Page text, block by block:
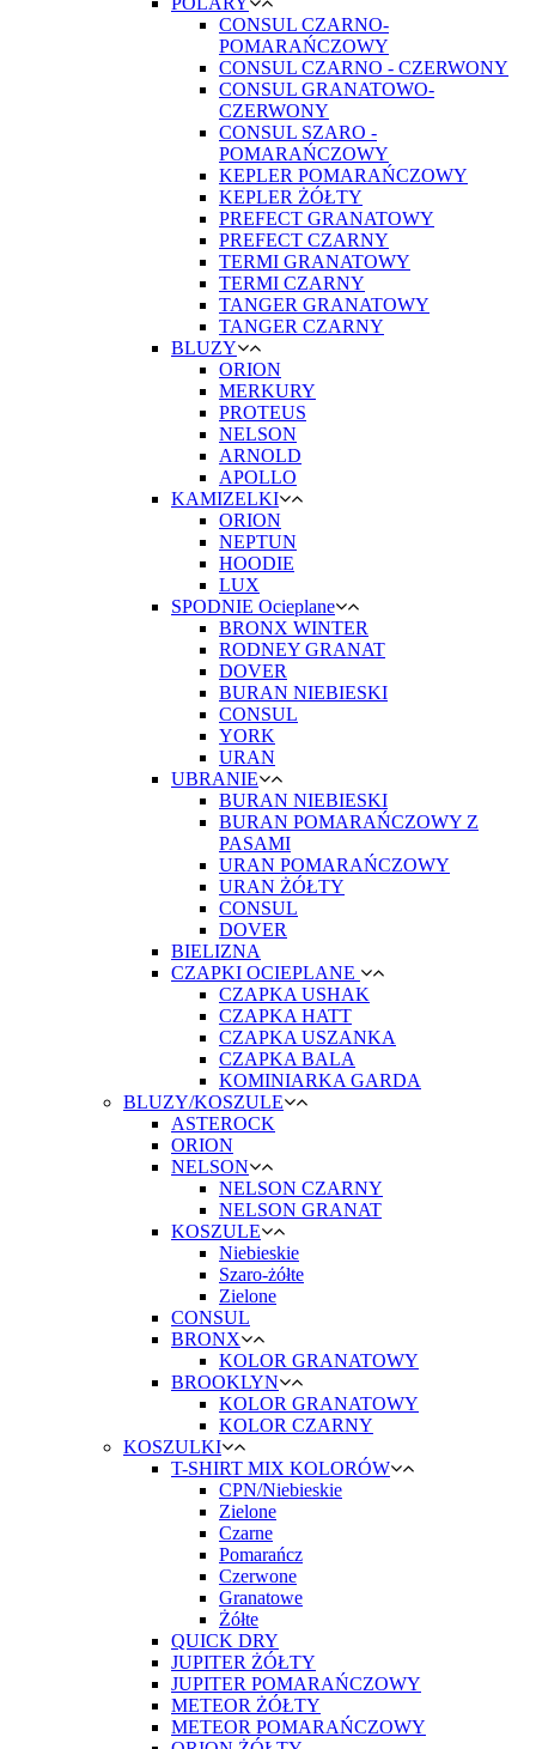
CONSUL CZARNO-
POMARAŃCZOWY
CONSUL CZARNO - CZERWONY
CONSUL GRANATOWO-
CZERWONY
CONSUL SZARO -
POMARAŃCZOWY
KEPLER POMARAŃCZOWY
KEPLER ŻÓŁTY
PREFECT GRANATOWY
PREFECT CZARNY
TERMI GRANATOWY
TERMI CZARNY
TANGER GRANATOWY
TANGER CZARNY
BLUZY
ORION
MERKURY
PROTEUS
NELSON
ARNOLD
APOLLO
KAMIZELKI
ORION
NEPTUN
HOODIE
LUX
SPODNIE Ocieplane
BRONX WINTER
RODNEY GRANAT
DOVER
BURAN NIEBIESKI
CONSUL
YORK
URAN
UBRANIE
BURAN NIEBIESKI
BURAN POMARAŃCZOWY Z
PASAMI
URAN POMARAŃCZOWY
URAN ŻÓŁTY
CONSUL
DOVER
BIELIZNA
CZAPKI OCIEPLANE
CZAPKA USHAK
CZAPKA HATT
CZAPKA USZANKA
CZAPKA BALA
KOMINIARKA GARDA
BLUZY/KOSZULE
ASTEROCK
ORION
NELSON
NELSON CZARNY
NELSON GRANAT
KOSZULE
Niebieskie
Szaro-żółte
Zielone
CONSUL
BRONX
KOLOR GRANATOWY
BROOKLYN
KOLOR GRANATOWY
KOLOR CZARNY
KOSZULKI
T-SHIRT MIX KOLORÓW
CPN/Niebieskie
Zielone
Czarne
Pomarańcz
Czerwone
Granatowe
Żółte
QUICK DRY
JUPITER ŻÓŁTY
JUPITER POMARAŃCZOWY
METEOR ŻÓŁTY
METEOR POMARAŃCZOWY